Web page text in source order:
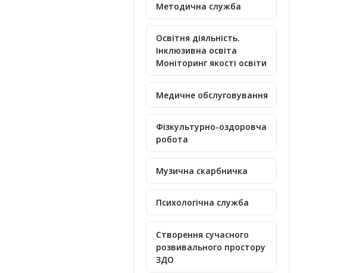
Методична служба
Освітня діяльність.
Інклюзивна освіта
Моніторинг якості освіти
Медичне обслуговування
Фізкультурно-оздоровча
робота
Музична скарбничка
Психологічна служба
Створення сучасного
розвивального простору
ЗДО